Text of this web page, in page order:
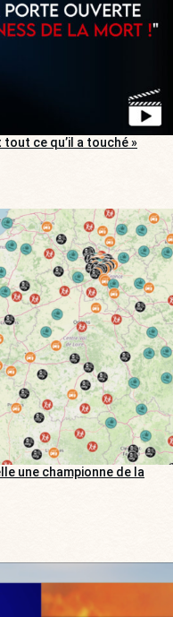
tout ce qu’il a touché »
une championne de la